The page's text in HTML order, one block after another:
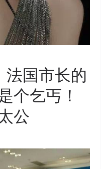
法国市长的
个乞丐！
公